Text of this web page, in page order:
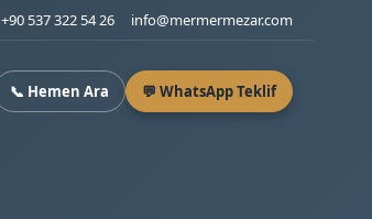
+90 537 322 54 26 info@mermermezar.com
📞 Hemen Ara 💬 WhatsApp Teklif